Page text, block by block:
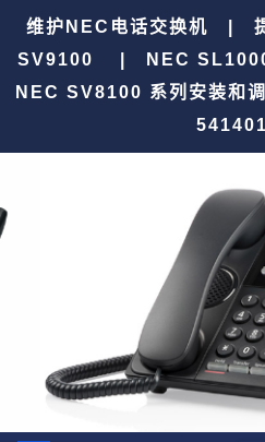
维护NEC电话交换机 |
SV9100 | NEC
NEC SV8100 系列安装